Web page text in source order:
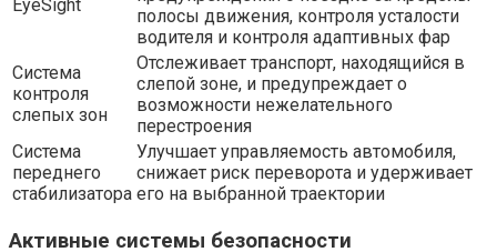
EyeSight
полосы движения, контроля усталости
водителя и контроля адаптивных фар
Система
контроля
слепых зон
Отслеживает транспорт, находящийся в
слепой зоне, и предупреждает о
возможности нежелательного
перестроения
Система
переднего
стабилизатора
Улучшает управляемость автомобиля,
снижает риск переворота и удерживает
его на выбранной траектории
Активные системы безопасности